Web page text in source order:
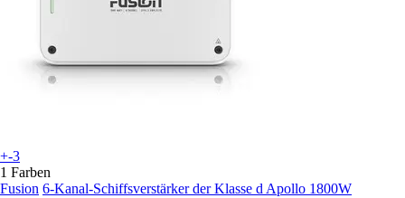
+-3
1 Farben
Fusion 6-Kanal-Schiffsverstärker der Klasse d Apollo 1800W